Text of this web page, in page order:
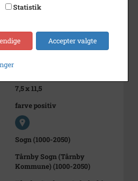
65.8 Amagerbanen
1975 - 1980
7,5 x 11,5
farve positiv
Sogn (1000-2050)
Tårnby Sogn (Tårnby
Kommune) (1000-2050)
Statistik
Accepter valgte